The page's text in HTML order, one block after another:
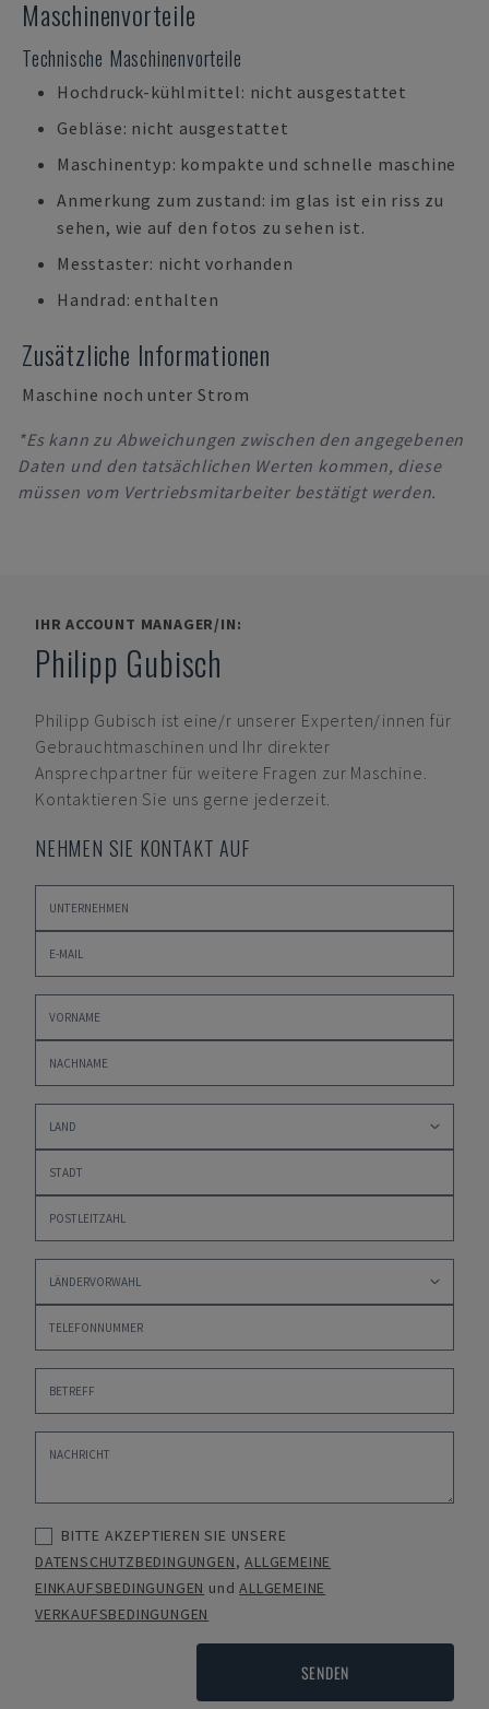
Maschinenvorteile
Technische Maschinenvorteile
Hochdruck-kühlmittel: nicht ausgestattet
Gebläse: nicht ausgestattet
Maschinentyp: kompakte und schnelle maschine
Anmerkung zum zustand: im glas ist ein riss zu
sehen, wie auf den fotos zu sehen ist.
Messtaster: nicht vorhanden
Handrad: enthalten
Zusätzliche Informationen
Maschine noch unter Strom
*Es kann zu Abweichungen zwischen den angegebenen
Daten und den tatsächlichen Werten kommen, diese
müssen vom Vertriebsmitarbeiter bestätigt werden.
IHR ACCOUNT MANAGER/IN:
Philipp Gubisch
Philipp Gubisch ist eine/r unserer Experten/innen für
Gebrauchtmaschinen und Ihr direkter
Ansprechpartner für weitere Fragen zur Maschine.
Kontaktieren Sie uns gerne jederzeit.
NEHMEN SIE KONTAKT AUF
BITTE AKZEPTIEREN SIE UNSERE
DATENSCHUTZBEDINGUNGEN,ALLGEMEINE
EINKAUFSBEDINGUNGEN undALLGEMEINE
VERKAUFSBEDINGUNGEN
SENDEN